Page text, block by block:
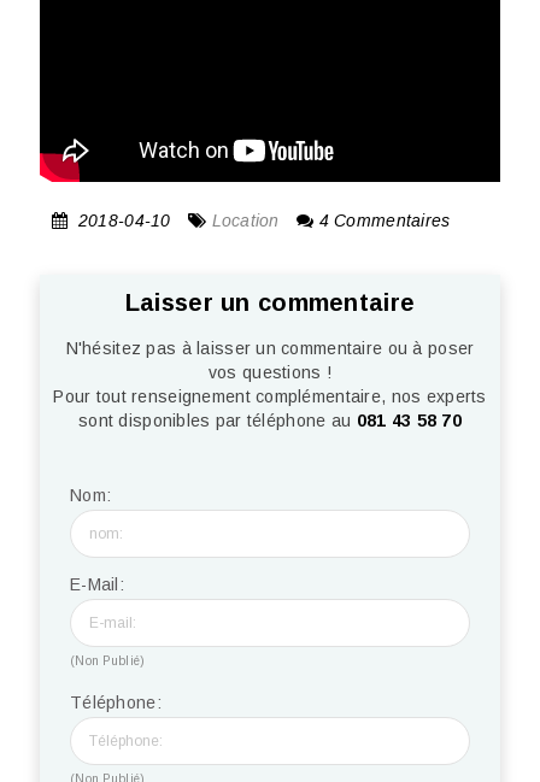
2018-04-10 Location 4 Commentaires
Laisser un commentaire
N'hésitez pas à laisser un commentaire ou à poser
vos questions !
Pour tout renseignement complémentaire, nos experts
sont disponibles par téléphone au 081 43 58 70
Nom:
E-Mail:
(Non Publié)
Téléphone:
(Non Publié)